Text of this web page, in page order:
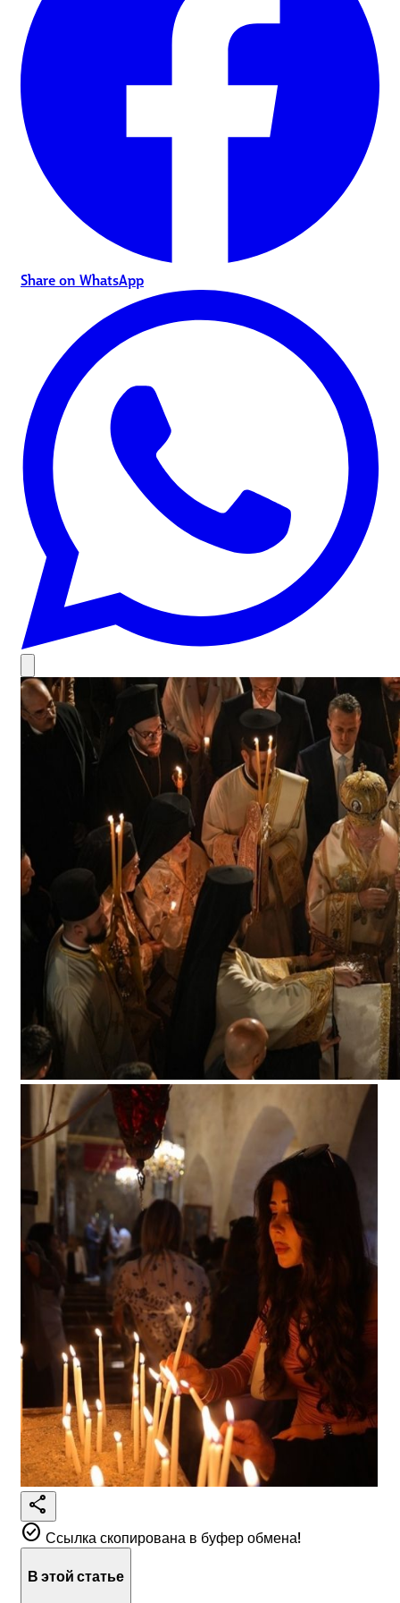
Share on WhatsApp
share
check_circle Ссылка скопирована в буфер обмена!
В этой статье